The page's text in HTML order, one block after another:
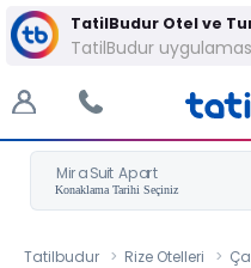
TatilBudur Otel ve
TatilBudur
Mira Suit Apart
Tatilbudur Rize Otelleri